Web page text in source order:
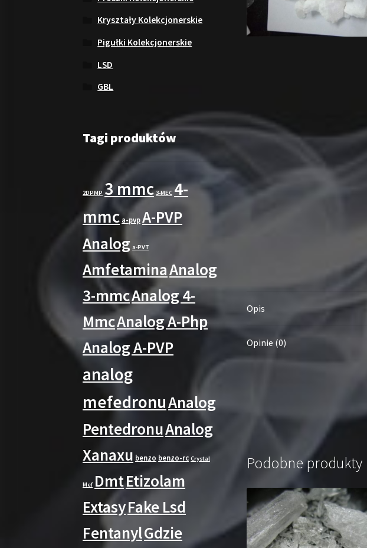
Opis
Opinie (0)
Podobne produkty
Kryształy Kolekcjonerskie
Pigułki Kolekcjonerskie
LSD
GBL
Tagi produktów
2DPMP 3 mmc 3-MEC 4-
mmc a-pvpA-PVP
Analog a-PVT
AmfetaminaAnalog
3-mmcAnalog 4-
MmcAnalog A-Php
Analog A-PVP
analog
mefedronuAnalog
PentedronuAnalog
Xanaxu benzo benzo-rc Crystal
Mef DmtEtizolam
ExtasyFake Lsd
FentanylGdzie